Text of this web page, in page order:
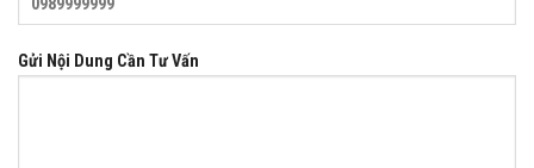
Gửi Nội Dung Cần Tư Vấn